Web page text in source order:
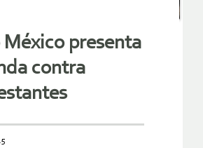
México presenta
contra